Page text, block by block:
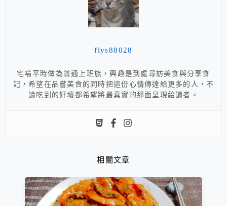
flys88028
宅喵平時做為普通上班族，興趣是到處尋訪美食與分享食
記，希望在品嘗美食的同時把這份心情傳達給更多的人，不
論吃到的好壞都希望將最真實的那面呈現給讀者。
相關文章